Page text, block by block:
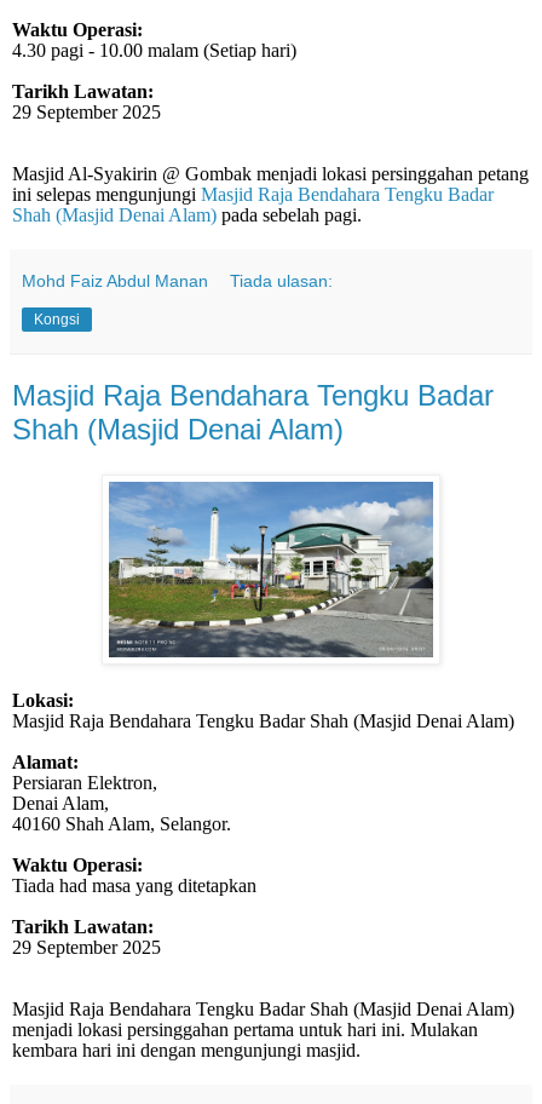
Waktu Operasi:
4.30 pagi - 10.00 malam (Setiap hari)
Tarikh Lawatan:
29 September 2025
Masjid Al-Syakirin @ Gombak menjadi lokasi persinggahan petang
ini selepas mengunjungi Masjid Raja Bendahara Tengku Badar
Shah (Masjid Denai Alam) pada sebelah pagi.
Mohd Faiz Abdul Manan Tiada ulasan:
Kongsi
Masjid Raja Bendahara Tengku Badar
Shah (Masjid Denai Alam)
Lokasi:
Masjid Raja Bendahara Tengku Badar Shah (Masjid Denai Alam)
Alamat:
Persiaran Elektron,
Denai Alam,
40160 Shah Alam, Selangor.
Waktu Operasi:
Tiada had masa yang ditetapkan
Tarikh Lawatan:
29 September 2025
Masjid Raja Bendahara Tengku Badar Shah (Masjid Denai Alam)
menjadi lokasi persinggahan pertama untuk hari ini. Mulakan
kembara hari ini dengan mengunjungi masjid.